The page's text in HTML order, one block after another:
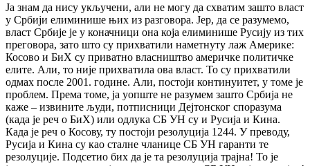
Ја знам да нису укључени, али не могу да схватим зашто власт
у Србији елиминише њих из разговора. Јер, да се разумемо,
власт Србије је у коначници она која елиминише Русију из тих
преговора, зато што су прихватили наметнуту лаж Америке:
Косово и БиХ су приватно власништво америчке политичке
елите. Али, то није прихватила ова власт. То су прихватили
одмах после 2001. године. Али, постоји континуитет, у томе је
проблем. Према томе, ја уопште не разумем зашто Србија не
каже – извините људи, потписници Дејтонског споразума
(када је реч о БиХ) или одлука СБ УН су и Русија и Кина.
Када је реч о Косову, ту постоји резолуција 1244. У преводу,
Русија и Кина су као сталне чланице СБ УН гаранти те
резолуције. Подсетио бих да је та резолуција трајна! То је